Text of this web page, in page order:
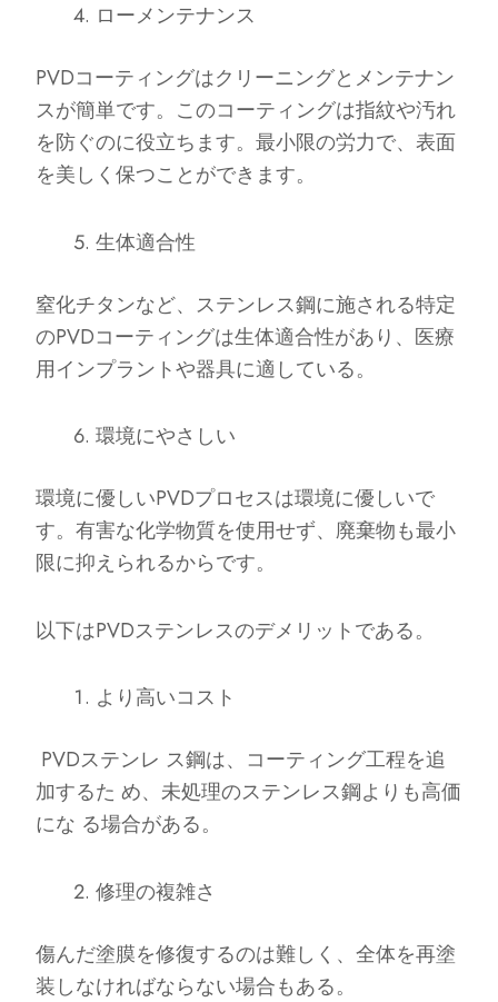
ローメンテナンス
PVDコーティングはクリーニングとメンテナン
スが簡単です。このコーティングは指紋や汚れ
を防ぐのに役立ちます。最小限の労力で、表面
を美しく保つことができます。
生体適合性
窒化チタンなど、ステンレス鋼に施される特定
のPVDコーティングは生体適合性があり、医療
用インプラントや器具に適している。
環境にやさしい
環境に優しいPVDプロセスは環境に優しいで
す。有害な化学物質を使用せず、廃棄物も最小
限に抑えられるからです。
以下はPVDステンレスのデメリットである。
より高いコスト
PVDステンレ ス鋼は、コーティング工程を追
加するた め、未処理のステンレス鋼よりも高価
にな る場合がある。
修理の複雑さ
傷んだ塗膜を修復するのは難しく、全体を再塗
装しなければならない場合もある。